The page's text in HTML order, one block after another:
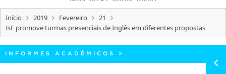
PORTARIAS
TELEFONES
Início 2019 Fevereiro
21
IsF promove turmas presenciais de Inglês em diferentes propostas
INFORMES ACADÊMICOS >